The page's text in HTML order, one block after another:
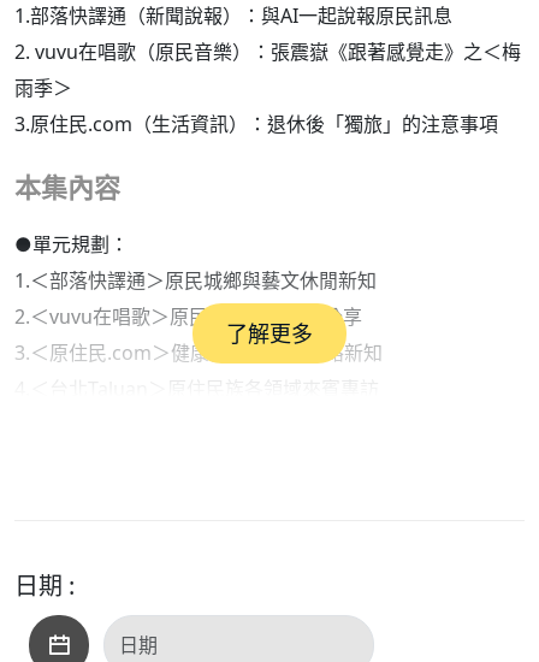
1.部落快譯通（新聞說報）：與AI一起說報原民訊息
2. vuvu在唱歌（原民音樂）：張震嶽《跟著感覺走》之＜梅
雨季＞
3.原住民.com（生活資訊）：退休後「獨旅」的注意事項
本集內容
●單元規劃：
1.＜部落快譯通＞原民城鄉與藝文休閒新知
2.＜vuvu在唱歌＞原民族語原創歌曲分享
3.＜原住民.com＞健康衛生保健與網路新知
3.原住民.com（生活資訊）：退休後「獨旅」的注意事項
●本集歌單：
＜開場白＞：愛瀰漫
了解更多
日期 :